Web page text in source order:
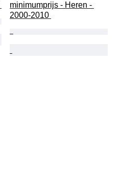
minimumprijs - Heren -
2000-2010